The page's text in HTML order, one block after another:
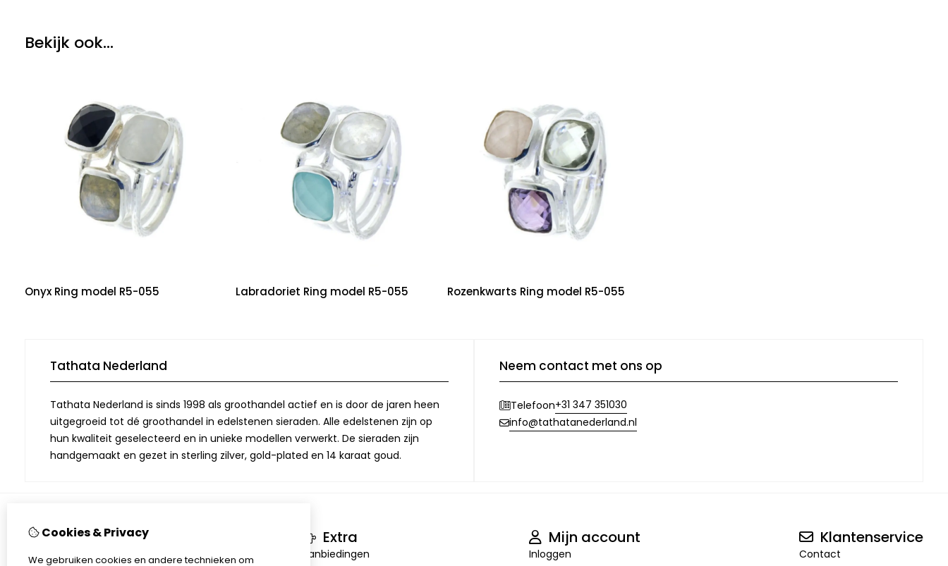
Bekijk ook...
Onyx Ring model R5-055 Labradoriet Ring model R5-055 Rozenkwarts Ring model R5-055
Tathata Nederland
Tathata Nederland is sinds 1998 als groothandel actief en is door de jaren heen
uitgegroeid tot dé groothandel in edelstenen sieraden. Alle edelstenen zijn op
hun kwaliteit geselecteerd en in unieke modellen verwerkt. De sieraden zijn
handgemaakt en gezet in sterling zilver, gold-plated en 14 karaat goud.
Neem contact met ons op
Telefoon+31 347 351030
info@tathatanederland.nl
Informatie
Over Tathata
Extra
Aanbiedingen
Mijn account
Inloggen
Klantenservice
Contact
Cookies & Privacy
We gebruiken cookies en andere technieken om